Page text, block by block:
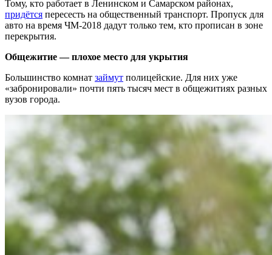
Тому, кто работает в Ленинском и Самарском районах,
придётся пересесть на общественный транспорт. Пропуск для
авто на время ЧМ-2018 дадут только тем, кто прописан в зоне
перекрытия.
Общежитие — плохое место для укрытия
Большинство комнат займут полицейские. Для них уже
«забронировали» почти пять тысяч мест в общежитиях разных
вузов города.